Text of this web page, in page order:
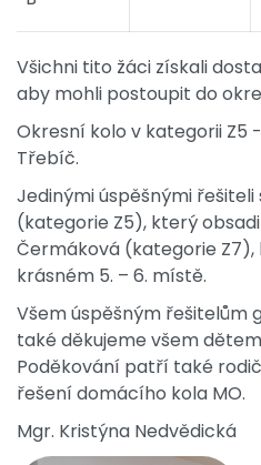
Všichni tito žáci získali
aby mohli postoupit do
Okresní kolo v kategorii Z5
Třebíč.
Jedinými úspěšnými řešiteli
(kategorie Z5), který
Čermáková (kategorie
krásném 5. – 6. místě.
Všem úspěšným řešitelům
také děkujeme všem
Poděkování patří také
řešení domácího kola MO.
Mgr. Kristýna Nedvědická